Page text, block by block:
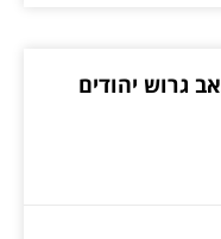
גרוש יהודים